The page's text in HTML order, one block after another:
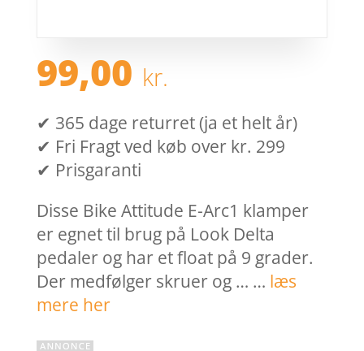
99,00 kr.
✔ 365 dage returret (ja et helt år)
✔ Fri Fragt ved køb over kr. 299
✔ Prisgaranti
Disse Bike Attitude E-Arc1 klamper
er egnet til brug på Look Delta
pedaler og har et float på 9 grader.
Der medfølger skruer og … … læs
mere her